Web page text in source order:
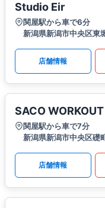
Studio Eir
関屋駅から車で6分
新潟県新潟市中央区
店舗情報
SACO
関屋駅から車で7分
新潟県新潟市中央区礎
店舗情報